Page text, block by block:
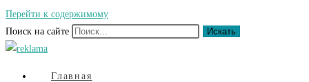
Перейти к содержимому
Поиск на сайте
Искать
Главная